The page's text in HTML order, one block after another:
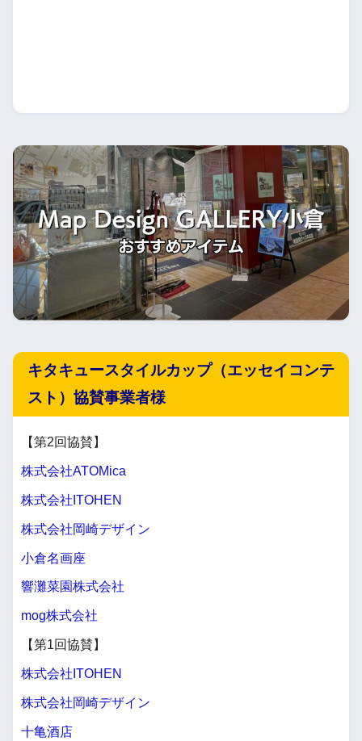
キタキュースタイルカップ（エッセイコンテ
スト）協賛事業者様
【第2回協賛】
株式会社ATOMica
株式会社ITOHEN
株式会社岡崎デザイン
小倉名画座
響灘菜園株式会社
mog株式会社
【第1回協賛】
株式会社ITOHEN
株式会社岡崎デザイン
十亀酒店